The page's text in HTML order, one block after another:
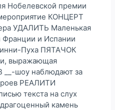
Нобелевской премии
КОНЦЕРТ
УДАЛИТЬ Маленькая
Франции и Испании
Пуха ПЯТАЧОК
выражающая
шоу наблюдают за
РЕАЛИТИ
текста на слух
камень